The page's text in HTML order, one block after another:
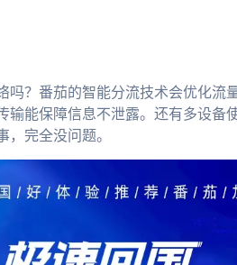
吗？番茄的智能分流技术会优化流
输能保障信息不泄露。还有多设备
，完全没问题。